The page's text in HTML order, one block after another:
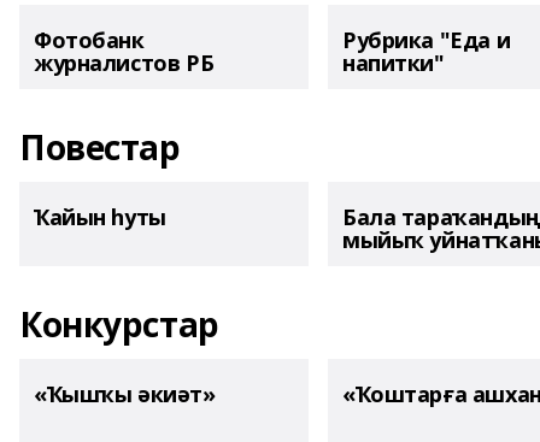
Фотобанк
журналистов РБ
Рубрика "Еда и
напитки"
Повестар
Ҡайын һуты Бала тараҡандың
мыйыҡ
Конкурстар
«Ҡышҡы әкиәт» «Ҡоштарға